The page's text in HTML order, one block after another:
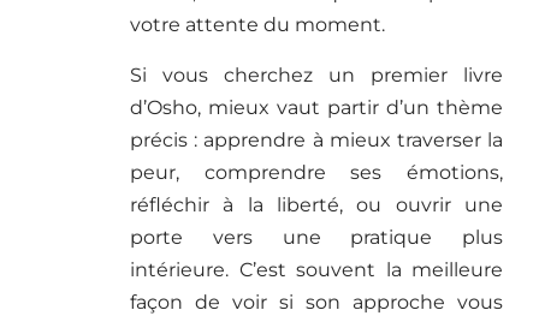
votre attente du moment.
Si vous cherchez un premier livre
d’Osho, mieux vaut partir d’un thème
précis : apprendre à mieux traverser la
peur, comprendre ses émotions,
réfléchir à la liberté, ou ouvrir une
porte vers une pratique plus
intérieure. C’est souvent la meilleure
façon de voir si son approche vous